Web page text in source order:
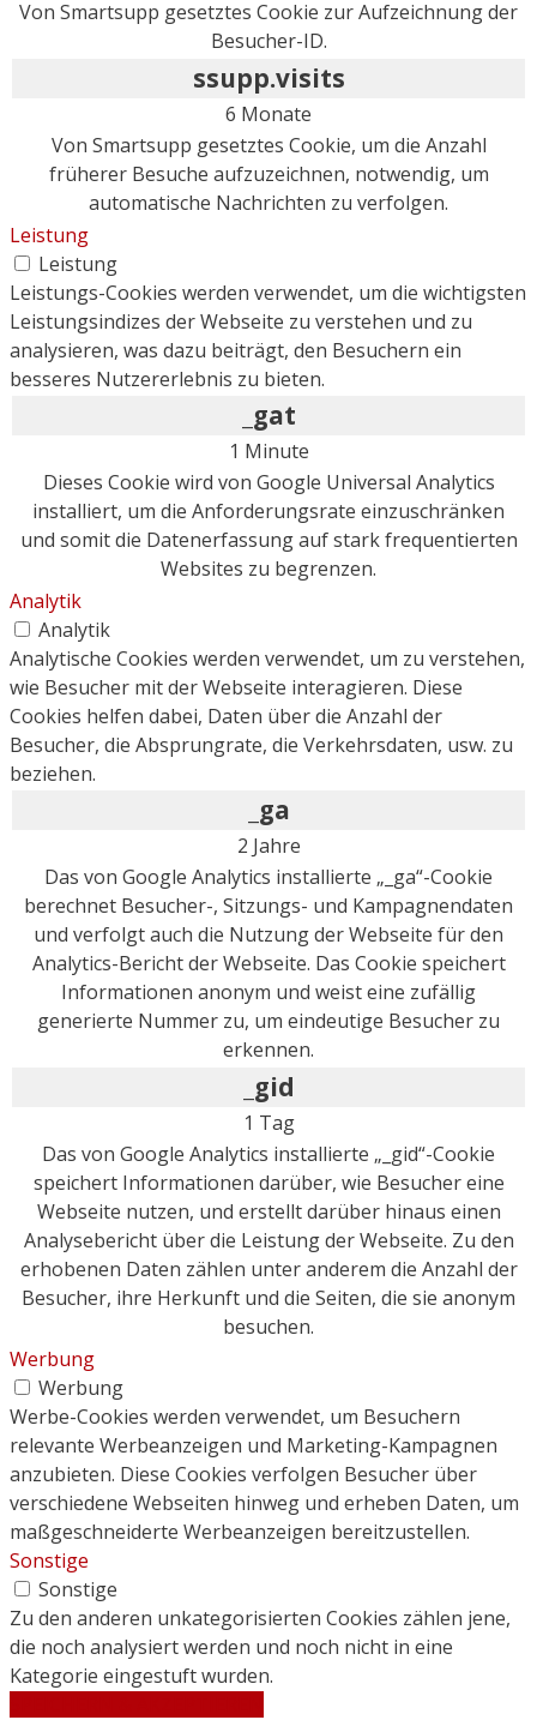
Von Smartsupp gesetztes Cookie zur Aufzeichnung der
Besucher-ID.
ssupp.visits
6 Monate
Von Smartsupp gesetztes Cookie, um die Anzahl
früherer Besuche aufzuzeichnen, notwendig, um
automatische Nachrichten zu verfolgen.
Leistung
Leistung
Leistungs-Cookies werden verwendet, um die wichtigsten
Leistungsindizes der Webseite zu verstehen und zu
analysieren, was dazu beiträgt, den Besuchern ein
besseres Nutzererlebnis zu bieten.
_gat
1 Minute
Dieses Cookie wird von Google Universal Analytics
installiert, um die Anforderungsrate einzuschränken
und somit die Datenerfassung auf stark frequentierten
Websites zu begrenzen.
Analytik
Analytik
Analytische Cookies werden verwendet, um zu verstehen,
wie Besucher mit der Webseite interagieren. Diese
Cookies helfen dabei, Daten über die Anzahl der
Besucher, die Absprungrate, die Verkehrsdaten, usw. zu
beziehen.
_ga
2 Jahre
Das von Google Analytics installierte „_ga“-Cookie
berechnet Besucher-, Sitzungs- und Kampagnendaten
und verfolgt auch die Nutzung der Webseite für den
Analytics-Bericht der Webseite. Das Cookie speichert
Informationen anonym und weist eine zufällig
generierte Nummer zu, um eindeutige Besucher zu
erkennen.
_gid
1 Tag
Das von Google Analytics installierte „_gid“-Cookie
speichert Informationen darüber, wie Besucher eine
Webseite nutzen, und erstellt darüber hinaus einen
Analysebericht über die Leistung der Webseite. Zu den
erhobenen Daten zählen unter anderem die Anzahl der
Besucher, ihre Herkunft und die Seiten, die sie anonym
besuchen.
Werbung
Werbung
Werbe-Cookies werden verwendet, um Besuchern
relevante Werbeanzeigen und Marketing-Kampagnen
anzubieten. Diese Cookies verfolgen Besucher über
verschiedene Webseiten hinweg und erheben Daten, um
maßgeschneiderte Werbeanzeigen bereitzustellen.
Sonstige
Sonstige
Zu den anderen unkategorisierten Cookies zählen jene,
die noch analysiert werden und noch nicht in eine
Kategorie eingestuft wurden.